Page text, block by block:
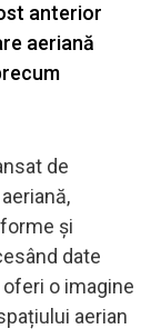
anterior
aeriană
de
și
date
o imagine
aerian